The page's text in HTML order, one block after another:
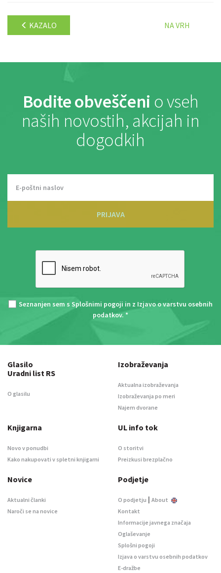
KAZALO NA VRH
Bodite obveščeni o vseh
naših novostih, akcijah in
dogodkih
PRIJAVA
Seznanjen sem s Splošnimi pogoji in z Izjavo o varstvu osebnih
podatkov. *
Glasilo
Uradni list RS
O glasilu
Izobraževanja
Aktualna izobraževanja
Izobraževanja po meri
Najem dvorane
Knjigarna
Novo v ponudbi
Kako nakupovati v spletni knjigarni
UL info tok
O storitvi
Preizkusi brezplačno
Novice
Aktualni članki
Naroči se na novice
Podjetje
O podjetju | About
Kontakt
Informacije javnega značaja
Oglaševanje
Splošni pogoji
Izjava o varstvu osebnih podatkov
E-dražbe